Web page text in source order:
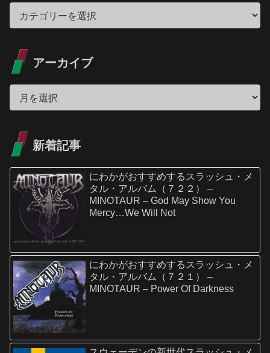
アーカイブ
新着記事
にわかがおすすめするスラッシュ・メ
タル・アルバム（７２２） –
MINOTAUR – God May Show You
Mercy…We Will Not
にわかがおすすめするスラッシュ・メ
タル・アルバム（７２１） –
MINOTAUR – Power Of Darkness